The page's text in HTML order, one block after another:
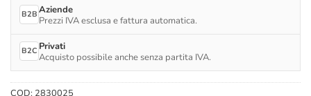
B2B Aziende
Prezzi IVA esclusa e fattura automatica.
B2C Privati
Acquisto possibile anche senza partita IVA.
COD: 2830025